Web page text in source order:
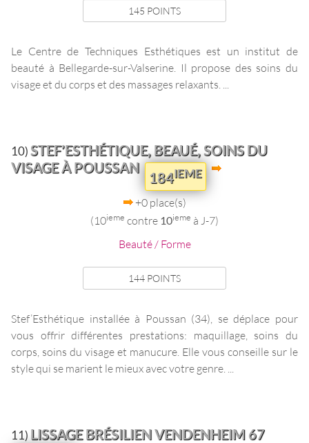
145 POINTS
Le Centre de Techniques Esthétiques est un institut de
beauté à Bellegarde-sur-Valserine. Il propose des soins du
visage et du corps et des massages relaxants. ...
10)STEF’ESTHÉTIQUE, BEAUÉ, SOINS DU
VISAGE À POUSSAN
184IEME
+0 place(s)
(10ieme contre 10ieme à J-7)
Beauté / Forme
144 POINTS
Stef’Esthétique installée à Poussan (34), se déplace pour
vous offrir différentes prestations: maquillage, soins du
corps, soins du visage et manucure. Elle vous conseille sur le
style qui se marient le mieux avec votre genre. ...
11) LISSAGE BRÉSILIEN VENDENHEIM 67